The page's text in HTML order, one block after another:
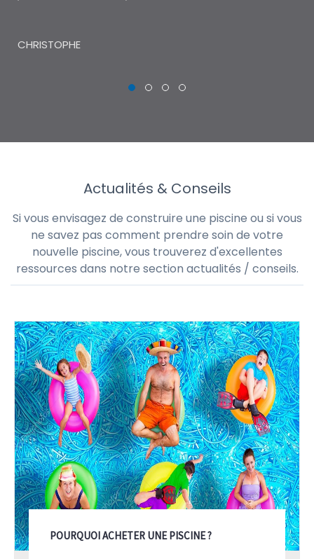
CHRISTOPHE
Actualités & Conseils
Si vous envisagez de construire une piscine ou si vous
ne savez pas comment prendre soin de votre
nouvelle piscine, vous trouverez d'excellentes
ressources dans notre section actualités / conseils.
POURQUOI ACHETER UNE PISCINE ?